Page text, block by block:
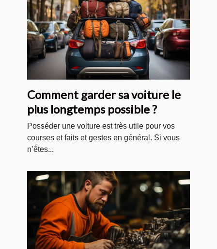
Comment garder sa voiture le
plus longtemps possible ?
Posséder une voiture est très utile pour vos
courses et faits et gestes en général. Si vous
n’êtes...